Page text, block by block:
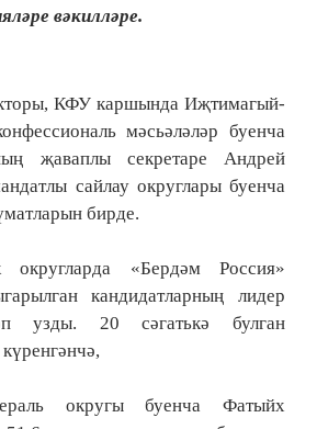
вәкилләре.
КФУ каршында Иҗтимагый-
мәсьәләләр буенча
җаваплы секретаре Андрей
сайлау округлары буенча
бирде.
округларда «Бердәм Россия»
кандидатларның лидер
узды. 20 сәгатькә булган
округы буенча Фатыйх